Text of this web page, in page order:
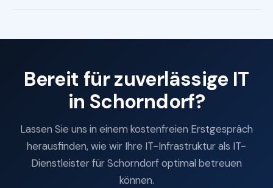
Bereit für zuverlässige IT
in Schorndorf?
Lassen Sie uns in einem kostenfreien Erstgespräch
herausfinden, wie wir Ihre IT-Infrastruktur als IT-
Dienstleister für Schorndorf optimal betreuen
können.